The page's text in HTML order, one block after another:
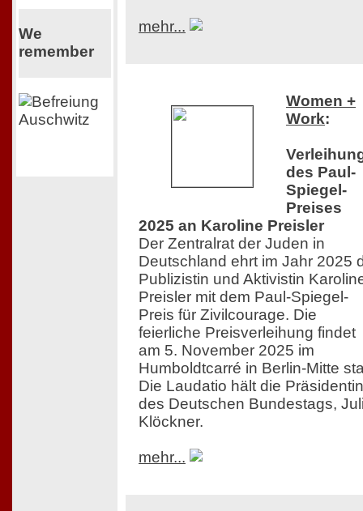
We
remember
mehr...
Women +
Work:
des Paul-
Spiegel-
Preises
2025 an Karoline Preisler
Der Zentralrat der Juden in
Deutschland ehrt im Jahr 2025
Publizistin und Aktivistin
Preisler mit dem Paul-Spiegel-
Preis für Zivilcourage. Die
feierliche Preisverleihung findet
am 5. November 2025 im
Humboldtcarré in Berlin-Mitte
Die Laudatio hält die Präsidentin
des Deutschen Bundestags,
Klöckner.
mehr...